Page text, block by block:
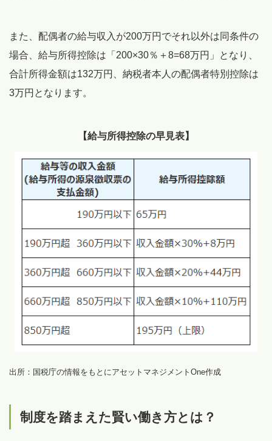
また、配偶者の給与収入が200万円でそれ以外は同条件の
場合、給与所得控除は「200×30％＋8=68万円」となり、
合計所得金額は132万円、納税者本人の配偶者特別控除は
3万円となります。
【給与所得控除の早見表】
出所：国税庁の情報をもとにアセットマネジメントOne作成
制度を踏まえた賢い働き方とは？